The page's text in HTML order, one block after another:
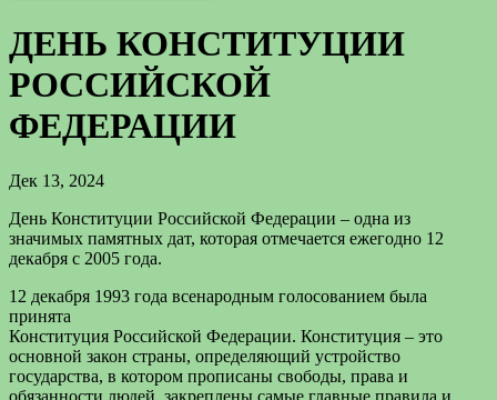
ДЕНЬ КОНСТИТУЦИИ
РОССИЙСКОЙ
ФЕДЕРАЦИИ
Дек 13, 2024
День Конституции Российской Федерации – одна из
значимых памятных дат, которая отмечается ежегодно 12
декабря с 2005 года.
12 декабря 1993 года всенародным голосованием была
принята
Конституция Российской Федерации. Конституция – это
основной закон страны, определяющий устройство
государства, в котором прописаны свободы, права и
обязанности людей, закреплены самые главные правила и